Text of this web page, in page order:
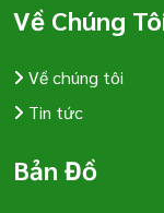
Về Chúng
Về chúng tôi
Tin tức
Bản Đồ